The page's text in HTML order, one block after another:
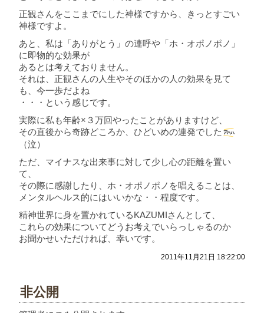
正観さんをここまでにした神様ですから、きっとすごい
神様ですよ。
あと、私は「ありがとう」の連呼や「ホ・オポノポノ」
に即物的な効果が
あるとは考えておりません。
それは、正観さんの人生やそのほかの人の効果を見て
も、今一歩だよね
・・・という感じです。
実際に私も年齢×３万回やったことがありますけど、
その直後から奇跡どころか、ひどいめの連発でした
（泣）
ただ、マイナスな出来事に対して少し心の距離を置い
て、
その際に感謝したり、ホ・オポノポノを唱えることは、
メンタルヘルス的にはいいかな・・程度です。
精神世界に身を置かれているKAZUMIさんとして、
これらの効果についてどうお考えでいらっしゃるのか
お聞かせいただければ、幸いです。
2011年11月21日 18:22:00
非公開